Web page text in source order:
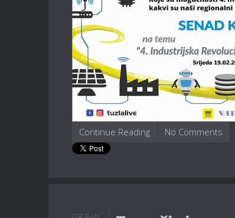
Continue Reading No Comments